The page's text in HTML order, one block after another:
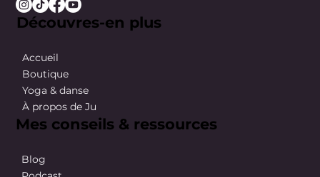
Découvres-en plus
Accueil
Boutique
Yoga & danse
À propos de Ju
Mes conseils & ressources
Blog